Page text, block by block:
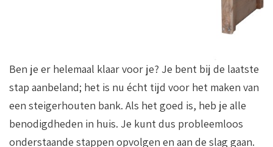
Ben je er helemaal klaar voor je? Je bent bij de laatste
stap aanbeland; het is nu écht tijd voor het maken van
een steigerhouten bank. Als het goed is, heb je alle
benodigdheden in huis. Je kunt dus probleemloos
onderstaande stappen opvolgen en aan de slag gaan.